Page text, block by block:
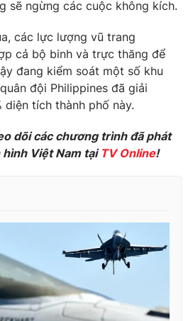
Podcast
Infographic
sẽ ngừng các cuộc không kích.
các lực lượng vũ trang
cả bộ binh và trực thăng để
đang kiểm soát một số khu
đội Philippines đã giải
tích thành phố này.
dõi các chương trình đã phát
Việt Nam tại TV Online!